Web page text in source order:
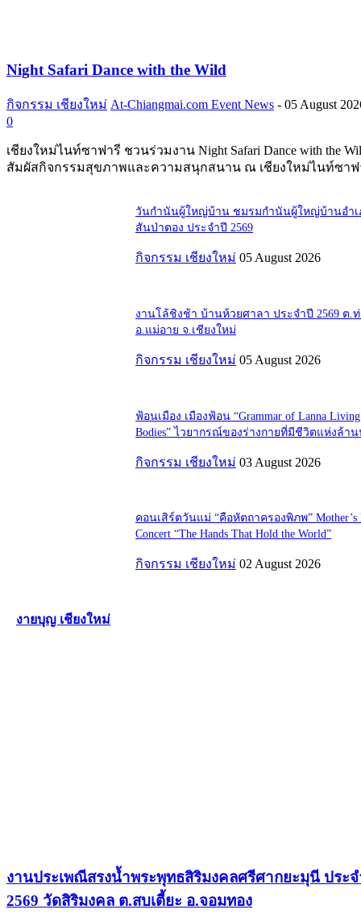
Night Safari Dance with the Wild
กิจกรรม เชียงใหม่ At-Chiangmai.com Event News - 05 August
0
เชียงใหม่ไนท์ซาฟารี ชวนร่วมงาน Night Safari Dance with the
สัมผัสกิจกรรมสุขภาพและความสนุกสนาน ณ เชียงใหม่ไนท์ซาฟ
วันกำนันผู้ใหญ่บ้าน ชมรมกำนันผู้ใหญ่บ้านอำเ
สันป่าตอง ประจำปี 2569
กิจกรรม เชียงใหม่ 05 August 2026
งานโล้ชิงช้า บ้านห้วยศาลา ประจำปี 2569 ต.
อ.แม่อาย จ.เชียงใหม่
กิจกรรม เชียงใหม่ 05 August 2026
ฟ้อนเมือง เมืองฟ้อน “Grammar of Lanna Living
Bodies” ไวยากรณ์ของร่างกายที่มีชีวิตแห่งล้า
กิจกรรม เชียงใหม่ 03 August 2026
คอนเสิร์ตวันแม่ “คือหัตถาครองพิภพ” Mother’s
Concert “The Hands That Hold the World”
กิจกรรม เชียงใหม่ 02 August 2026
งายบุญ เชียงใหม่
งานประเพณีสรงน้ำพระพุทธสิริมงคลศรีศากยะมุนี ประ
2569 วัดสิริมงคล ต.สบเตี้ยะ อ.จอมทอง